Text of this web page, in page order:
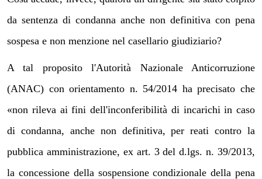
da sentenza di condanna anche non definitiva con pena
sospesa e non menzione nel casellario giudiziario?
A tal proposito l'Autorità Nazionale Anticorruzione
(ANAC) con orientamento n. 54/2014 ha precisato che
«non rileva ai fini dell'inconferibilità di incarichi in caso
di condanna, anche non definitiva, per reati contro la
pubblica amministrazione, ex art. 3 del d.lgs. n. 39/2013,
la concessione della sospensione condizionale della pena